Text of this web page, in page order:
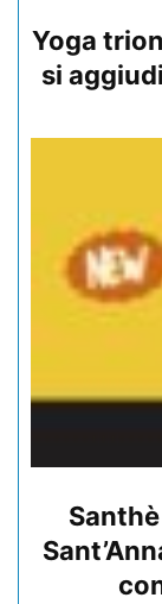
Yoga
si